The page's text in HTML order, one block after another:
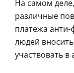
На самом
различные
платежа
людей
участвовать в